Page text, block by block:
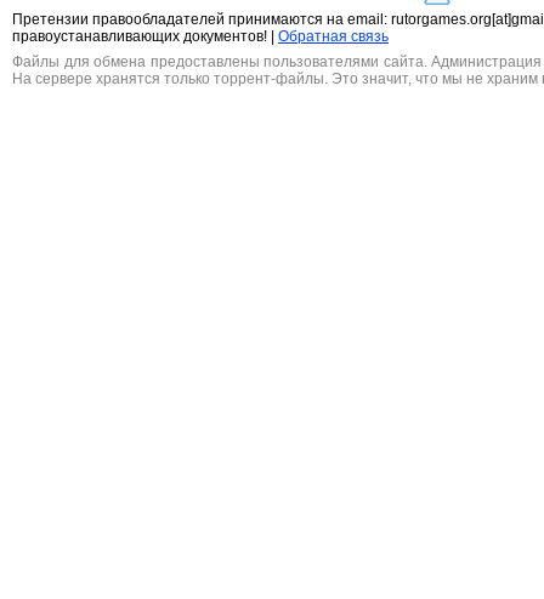
Претензии правообладателей принимаются на email:
правоустанавливающих документов! |
Обратная связь
Файлы для обмена предоставлены пользователями сайта. Администрация
На сервере хранятся только торрент-файлы. Это значит, что мы не